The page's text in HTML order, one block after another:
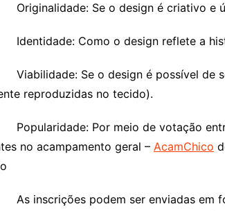
Se o design é criativo e
Como o design reflete a
Se o design é possível de
reproduzidas no tecido).
Por meio de votação entre
no acampamento geral – AcamChico
podem ser enviadas em